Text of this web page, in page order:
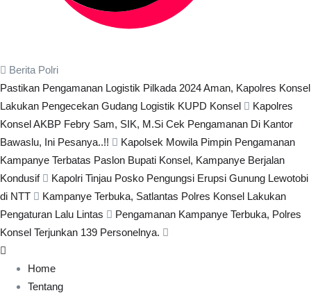
Berita Polri
Pastikan Pengamanan Logistik Pilkada 2024 Aman, Kapolres Konsel
Lakukan Pengecekan Gudang Logistik KUPD Konsel
Kapolres
Konsel AKBP Febry Sam, SIK, M.Si Cek Pengamanan Di Kantor
Bawaslu, Ini Pesanya..!!
Kapolsek Mowila Pimpin Pengamanan
Kampanye Terbatas Paslon Bupati Konsel, Kampanye Berjalan
Kondusif
Kapolri Tinjau Posko Pengungsi Erupsi Gunung Lewotobi
di NTT
Kampanye Terbuka, Satlantas Polres Konsel Lakukan
Pengaturan Lalu Lintas
Pengamanan Kampanye Terbuka, Polres
Konsel Terjunkan 139 Personelnya.
Home
Tentang